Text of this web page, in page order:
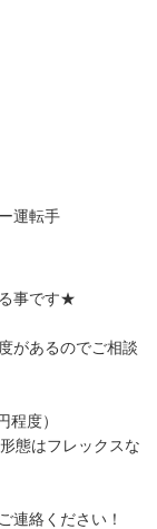
運転手
事です★
があるのでご相談
程度）
態はフレックスな
連絡ください！